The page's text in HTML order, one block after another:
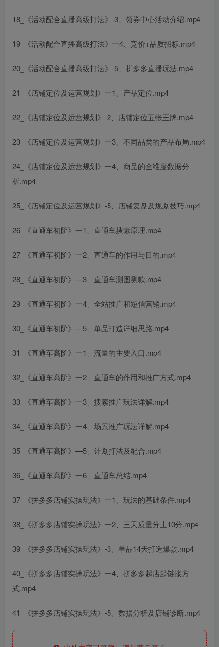
18_《活动配合直播高级打法》-3、领券中心活动介绍.mp4
19_《活动配合直播高级打法》一4、竞价+品质招标.mp4
20_《活动配合直播高级打法》-5、拼多多直播玩法.mp4
21_《店铺定位及运营规划》一1、产品定位.mp4
22_《店铺定位及运营规划》-2、店铺定位五张王牌.mp4
23_《店铺定位及运营规划》一3、不同品类的产品布局.mp4
24_《店铺定位及运营规划》一4、商品的全维度数据分
析.mp4
25_《店铺定位及运营规划》-5、店铺复盘及规划技巧.mp4
26_《直通车初阶》一1、直通车搜素原理.mp4
27_《直通车初阶》一2、直通车的作用与目的.mp4
28_《直通车初阶》—3、直通车测图测款.mp4
29_《直通车初阶》一4、全站推广和短信营销.mp4
30_《直通车初阶》—5、单品打造详细思路.mp4
31_《直通车高阶》一1、流量的主要入口.mp4
32_《直通车高阶》一2、直通车的作用和推广方式.mp4
33_《直通车高阶》一3、搜素推广玩法详解.mp4
34_《直通车高阶》一4、场景推广玩法详解.mp4
35_《直通车高阶》—5、计划打法及配合.mp4
36_《直通车高阶》一6、直通车总结.mp4
37_《拼多多店铺实操玩法》一1、玩法的基础条件.mp4
38_《拼多多店铺实操玩法》一2、三天质量分上10分.mp4
39_《拼多多店铺实操玩法》-3、单品14天打造爆款.mp4
40_《拼多多店铺实操玩法》一4、拼多多起店起链接方
式.mp4
41_《拼多多店铺实操玩法》-5、数据分析及店铺诊断.mp4